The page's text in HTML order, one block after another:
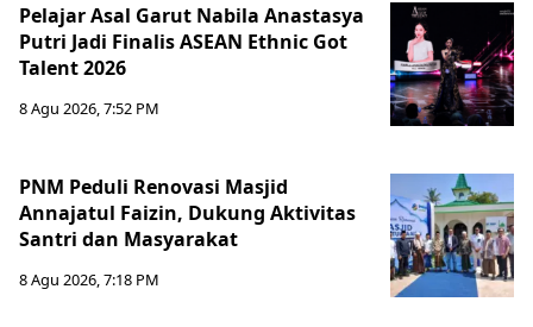
Pelajar Asal Garut Nabila Anastasya
Putri Jadi Finalis ASEAN Ethnic Got
Talent 2026
8 Agu 2026, 7:52 PM
PNM Peduli Renovasi Masjid
Annajatul Faizin, Dukung Aktivitas
Santri dan Masyarakat
8 Agu 2026, 7:18 PM